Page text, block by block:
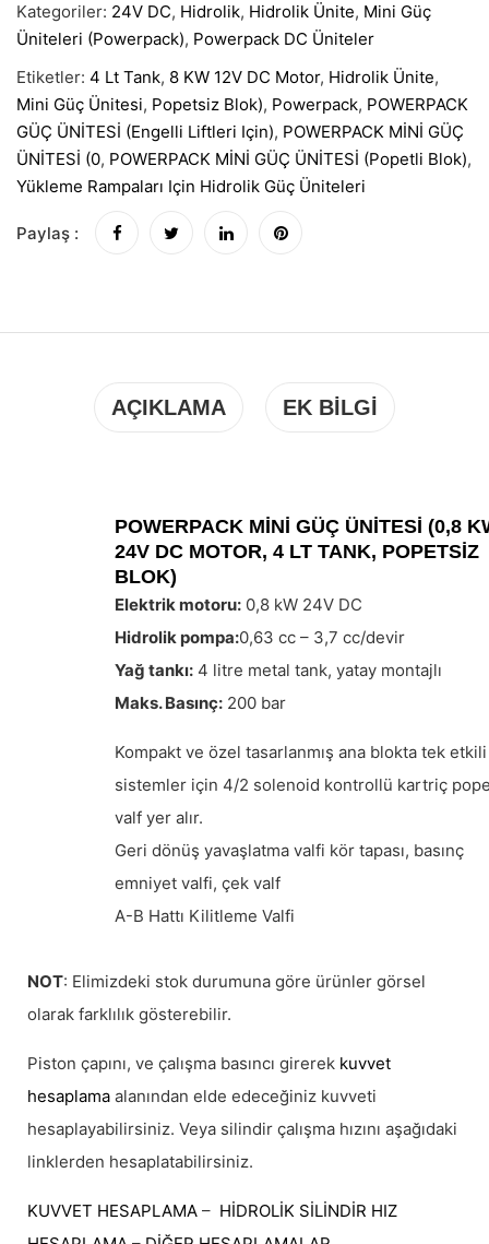
Kategoriler: 24V DC, Hidrolik, Hidrolik Ünite, Mini Güç
Üniteleri (Powerpack), Powerpack DC Üniteler
Etiketler: 4 Lt Tank, 8 KW 12V DC Motor, Hidrolik Ünite,
Mini Güç Ünitesi, Popetsiz Blok), Powerpack, POWERPACK
GÜÇ ÜNİTESİ (Engelli Liftleri Için), POWERPACK MİNİ GÜÇ
ÜNİTESİ (0, POWERPACK MİNİ GÜÇ ÜNİTESİ (Popetli Blok),
Yükleme Rampaları Için Hidrolik Güç Üniteleri
Paylaş :
AÇIKLAMA EK BILGI
POWERPACK MİNİ GÜÇ ÜNİTESİ (0,8
24V DC MOTOR, 4 LT TANK, POPETSIZ
BLOK)
Elektrik motoru: 0,8 kW 24V DC
Hidrolik pompa:0,63 cc – 3,7 cc/devir
Yağ tankı: 4 litre metal tank, yatay montajlı
Maks. Basınç: 200 bar
Kompakt ve özel tasarlanmış ana blokta tek etkili
sistemler için 4/2 solenoid kontrollü kartriç
valf yer alır.
Geri dönüş yavaşlatma valfi kör tapası, basınç
emniyet valfi, çek valf
A-B Hattı Kilitleme Valfi
NOT: Elimizdeki stok durumuna göre ürünler görsel
olarak farklılık gösterebilir.
Piston çapını, ve çalışma basıncı girerek kuvvet
hesaplama alanından elde edeceğiniz kuvveti
hesaplayabilirsiniz. Veya silindir çalışma hızını aşağıdaki
linklerden hesaplatabilirsiniz.
KUVVET HESAPLAMA – HİDROLİK SİLİNDİR HIZ